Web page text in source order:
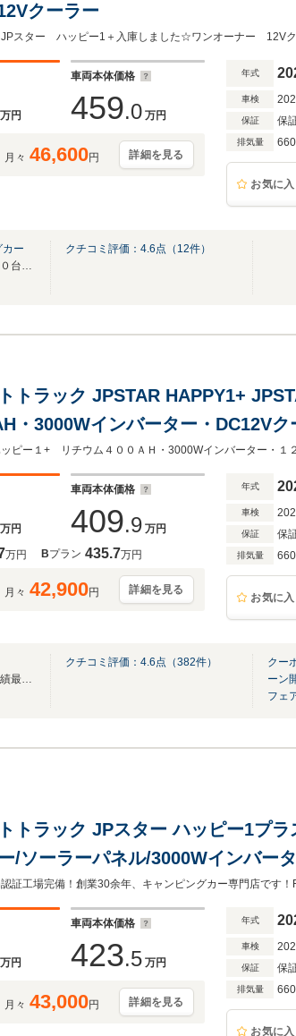
クーラー
スター ハッピー1＋入庫しました☆ワンオーナー 12V
万円
車両本体価格
459.0 万円
月々 46,600円 詳細を見る
年式
車検
保証 保
排気量
お気に
ー
全国１６拠点、キャンピングカー総台数約１８００台の中からお選び頂けます！
クチコミ評価： 4.6点（ 12件）
トラック JPSTAR HAPPY1+
・3000Wインバーター・DC12V
サイドオーニング・ソーラーパネ
電
万円
車両本体価格
409.9 万円
万円 Bプラン 435.7万円
月々 42,900円 詳細を見る
年式
車検
保証 保
排気量
お気に
埼玉県内に６店舗！遠方の全国販売も、エリア実績最多レベルです♪
クチコミ評価： 4.6点（382件）
クー
ーン
フェ
トラック JPスター ハッピー1プ
/ソーラーパネル/3000Wインバー
サイドオーニング/リアワイドタイ
/就寝定員4名
万円
車両本体価格
423.5 万円
月々 43,000円 詳細を見る
年式
車検
保証 保
排気量
お気に